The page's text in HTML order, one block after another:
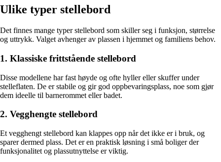
Ulike typer stellebord
Det finnes mange typer stellebord som skiller seg i funksjon, størrelse
og uttrykk. Valget avhenger av plassen i hjemmet og familiens behov.
1. Klassiske frittstående stellebord
Disse modellene har fast høyde og ofte hyller eller skuffer under
stelleflaten. De er stabile og gir god oppbevaringsplass, noe som gjør
dem ideelle til barnerommet eller badet.
2. Vegghengte stellebord
Et vegghengt stellebord kan klappes opp når det ikke er i bruk, og
sparer dermed plass. Det er en praktisk løsning i små boliger der
funksjonalitet og plassutnyttelse er viktig.